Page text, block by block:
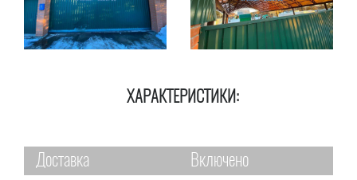
ХАРАКТЕРИСТИКИ:
Доставка
Включено